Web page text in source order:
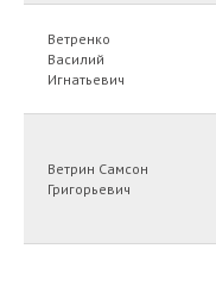
Ветренко
Василий
Игнатьевич
Ветрин Самсон
Григорьевич